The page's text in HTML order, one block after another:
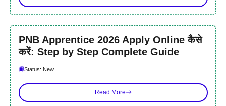
PNB Apprentice 2026 Apply Online कैसे
करें: Step by Step Complete Guide
Status: New
Read More